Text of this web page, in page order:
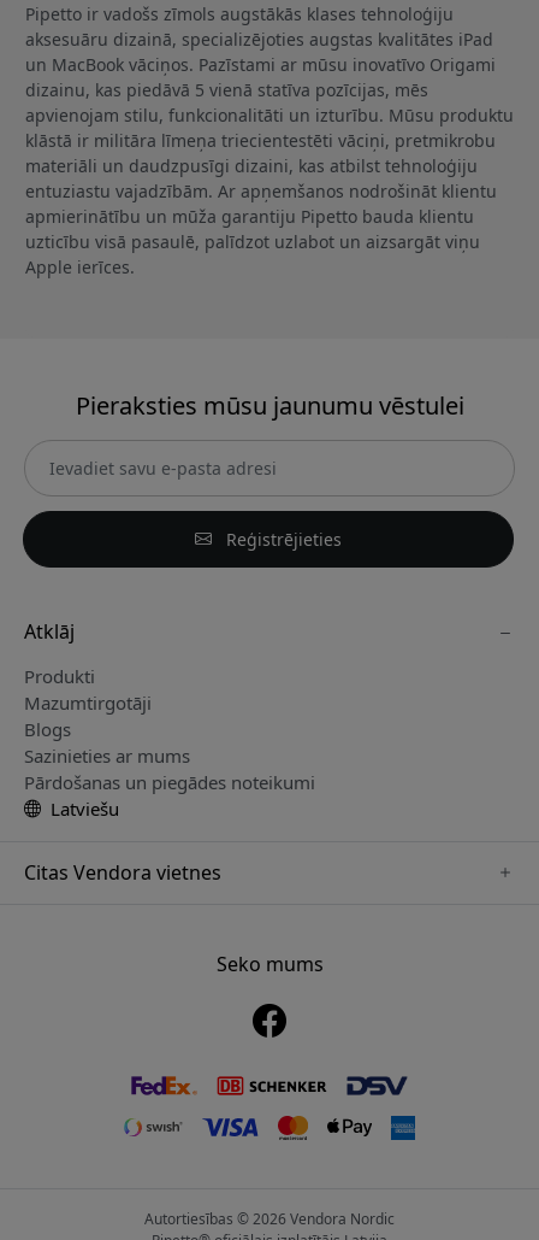
Pipetto ir vadošs zīmols augstākās klases tehnoloģiju
aksesuāru dizainā, specializējoties augstas kvalitātes iPad
un MacBook vāciņos. Pazīstami ar mūsu inovatīvo Origami
dizainu, kas piedāvā 5 vienā statīva pozīcijas, mēs
apvienojam stilu, funkcionalitāti un izturību. Mūsu produktu
klāstā ir militāra līmeņa triecientestēti vāciņi, pretmikrobu
materiāli un daudzpusīgi dizaini, kas atbilst tehnoloģiju
entuziastu vajadzībām. Ar apņemšanos nodrošināt klientu
apmierinātību un mūža garantiju Pipetto bauda klientu
uzticību visā pasaulē, palīdzot uzlabot un aizsargāt viņu
Apple ierīces.
Pieraksties mūsu jaunumu vēstulei
Reģistrējieties
Atklāj
Produkti
Mazumtirgotāji
Blogs
Sazinieties ar mums
Pārdošanas un piegādes noteikumi
Latviešu
Citas Vendora vietnes
www.myfirst.se
Seko mums
Autortiesības © 2026 Vendora Nordic